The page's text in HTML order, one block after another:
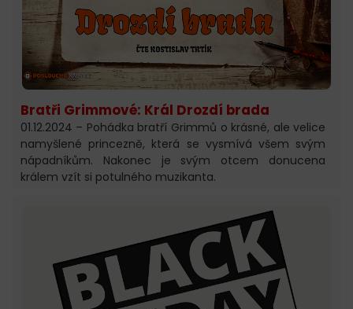
Bratři Grimmové: Král Drozdí brada
01.12.2024 – Pohádka bratří Grimmů o krásné, ale velice
namyšlené princezně, která se vysmívá všem svým
nápadníkům. Nakonec je svým otcem donucena
králem vzít si potulného muzikanta.